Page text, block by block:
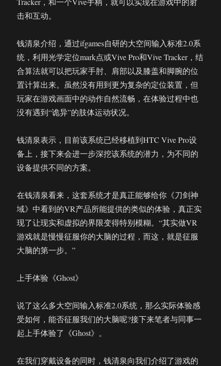
击和互动。
钱清泉介绍，通过ifgames自研的大空间输入标准2.0系
统，利用光学定位mark点或Vive Pro和Vive Tracker，结
合算法就可以把玩家手肘、肩部以及膝盖和脚腕的位
置计算出来。虽然没有用到更为复杂的定位装置，但
玩家在游戏画面中的动作自然流畅，在体验过程中也
没有遇到“诡异”的肢体运动状况。
钱清泉表示，目前该系统已经移植到HTC Vive Pro设
备上，接下来会进一步深挖该系统的潜力，为不同的
设备提供不同的方案。
在钱清泉看来，这套系统才是真正能够给你《刀剑神
域》中看到的VR产品所能提供的类似的体验，真正实
现了让现实和虚拟的界限变得特别模糊。“其实做VR
游戏就是慢慢征服你的大脑的过程，而这，就是征服
大脑的第一步。”
上手体验《Ghost》
说了这么多大空间输入标准2.0系统，那么实际体验感
受如何，能否征服我们的大脑呢?接下来笔者与同事一
起上手体验了《Ghost》。
在我们穿戴设备的同时，钱清泉向我们介绍了游戏的